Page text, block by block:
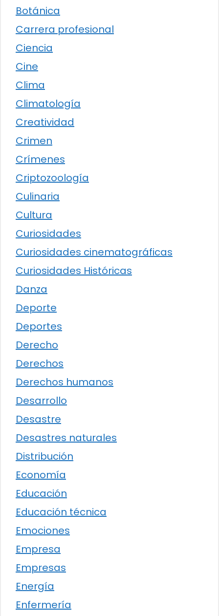
Botánica
Carrera profesional
Ciencia
Cine
Clima
Climatología
Creatividad
Crimen
Crímenes
Criptozoología
Culinaria
Cultura
Curiosidades
Curiosidades cinematográficas
Curiosidades Históricas
Danza
Deporte
Deportes
Derecho
Derechos
Derechos humanos
Desarrollo
Desastre
Desastres naturales
Distribución
Economía
Educación
Educación técnica
Emociones
Empresa
Empresas
Energía
Enfermería